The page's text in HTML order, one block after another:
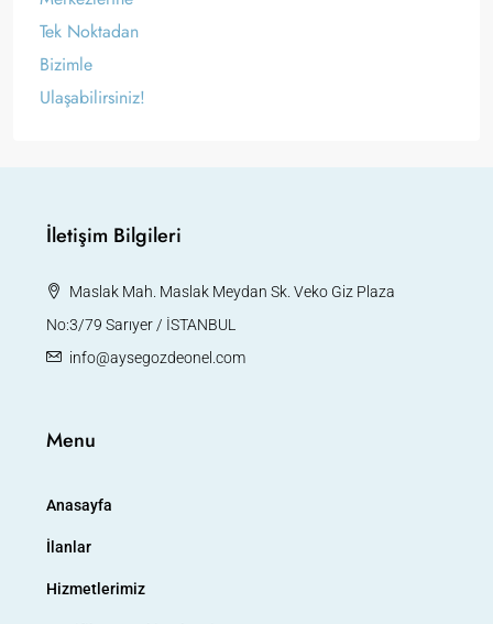
İletişim Bilgileri
Maslak Mah. Maslak Meydan Sk. Veko Giz Plaza
No:3/79 Sarıyer / İSTANBUL
info@aysegozdeonel.com
Menu
Anasayfa
İlanlar
Hizmetlerimiz